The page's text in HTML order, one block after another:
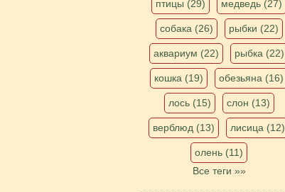
птицы (29) медведь (27)
собака (26) рыбки (22)
аквариум (22) рыбка (22)
кошка (19) обезьяна (16)
лось (15) слон (13)
верблюд (13) лисица (12)
олень (11)
Все теги »»